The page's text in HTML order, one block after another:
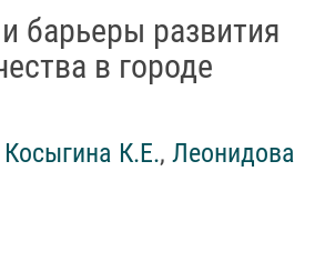
барьеры развития
в городе
Косыгина К.Е., Леонидова